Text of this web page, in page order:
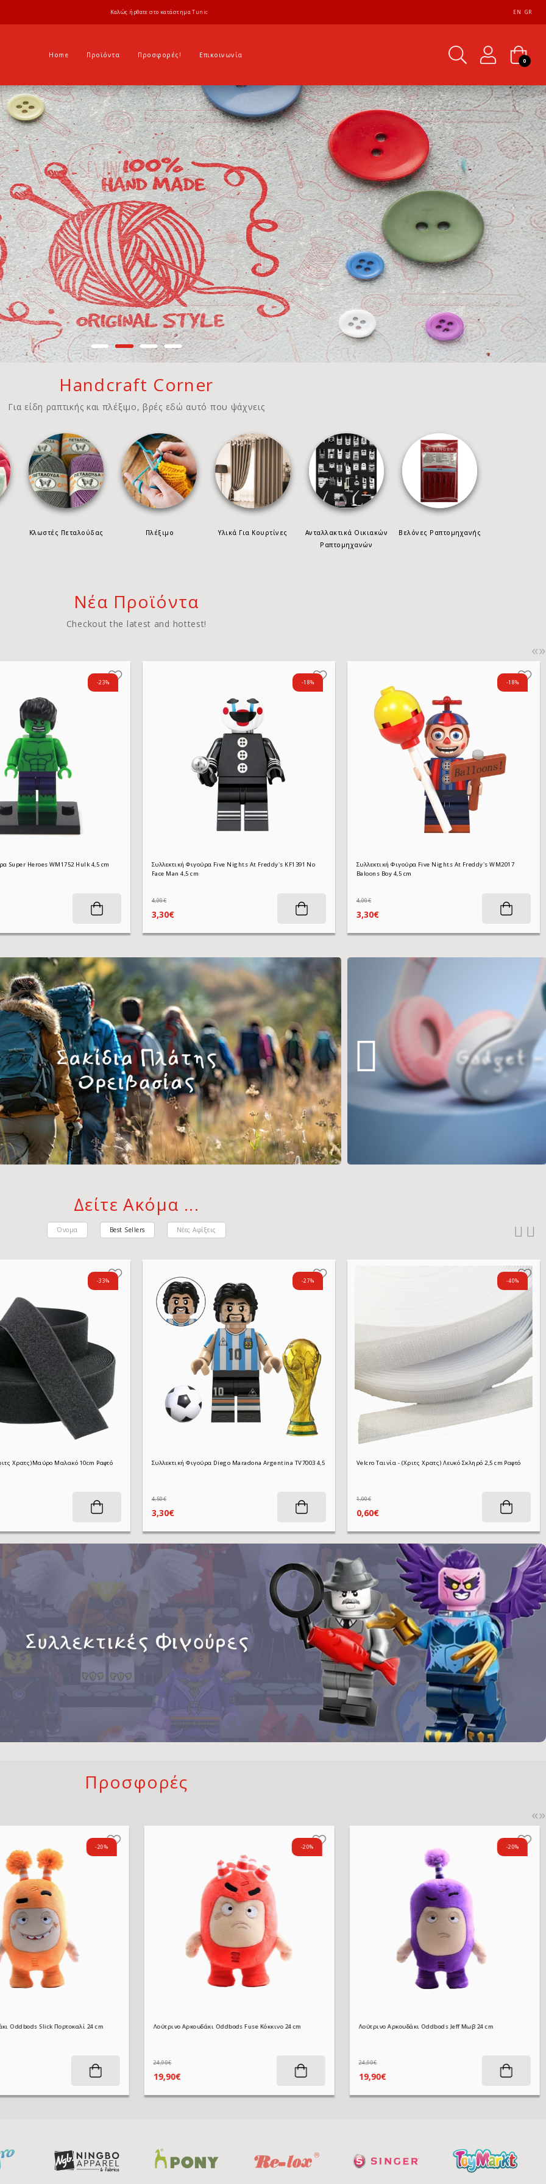
Καλώς ήρθατε στο κατάστημαTunic EN GR
Home Προϊόντα Προσφορές! Επικοινωνία
0
Handcraft Corner
Για είδη ραπτικής και πλέξιμο, βρές εδώ αυτό που ψάχνεις
Κλωστές Πεταλούδας Πλέξιμο Υλικά Για Κουρτίνες
Ανταλλακτικά Οικιακών
Ραπτομηχανών
Βελόνες Ραπτομηχανής
Νέα Προϊόντα
Checkout the latest and hottest!
«»
-23%
Συλλεκτική Φιγούρα Super Heroes WM1752 Hulk 4,5 cm
-18%
Συλλεκτική Φιγούρα Five Nights At Freddy's KF1391 No
Face Man 4,5 cm
3,30€
4,00€
-18%
Συλλεκτική Φιγούρα Five Nights At Freddy's WM2017
Baloons Boy 4,5 cm
3,30€
4,00€
Δείτε Ακόμα ...
Όνομα Best Sellers Νέες Αφίξεις
-33%
Velcro Ταινία - (Χριτς Χρατς)Μαύρο Μαλακό 10cm Ραφτό
-27%
Συλλεκτική Φιγούρα Diego Maradona Argentina TV7003 4,5 cm
3,30€
4,50€
-40%
Velcro Ταινία - (Χριτς Χρατς) Λευκό Σκληρό 2,5 cm Ραφτό
0,60€
1,00€
Προσφορές
«»
-20%
Oddbods Slick Πορτοκαλί 24 cm
-20%
Λούτρινο Αρκουδάκι Oddbods Fuse Κόκκινο 24 cm
19,90€
24,90€
-20%
Λούτρινο Αρκουδάκι Oddbods Jeff Μωβ 24 cm
19,90€
24,90€